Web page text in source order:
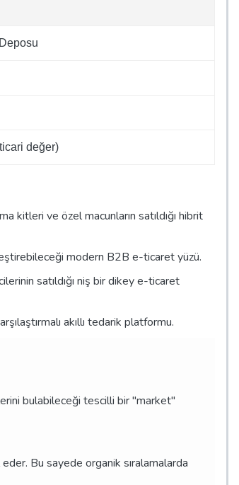
değer)
kitleri ve özel macunların satıldığı hibrit
modern B2B e-ticaret yüzü.
satıldığı niş bir dikey e-ticaret
akıllı tedarik platformu.
bulabileceği tescilli bir "market"
Bu sayede organik sıralamalarda